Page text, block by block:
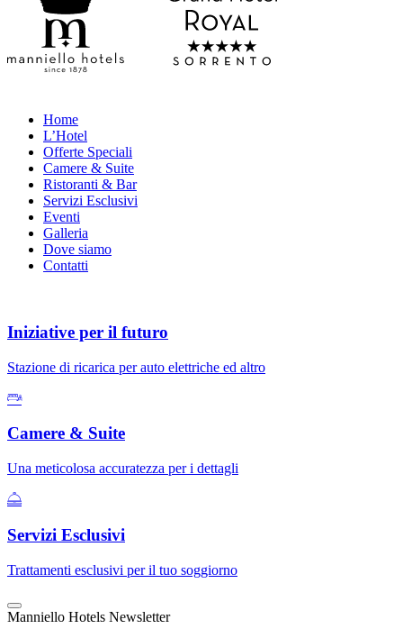
Home
L’Hotel
Offerte Speciali
Camere & Suite
Ristoranti & Bar
Servizi Esclusivi
Eventi
Galleria
Dove siamo
Contatti
Iniziative per il futuro
Stazione di ricarica per auto elettriche ed altro
Camere & Suite
Una meticolosa accuratezza per i dettagli
Servizi Esclusivi
Trattamenti esclusivi per il tuo soggiorno
Manniello Hotels Newsletter